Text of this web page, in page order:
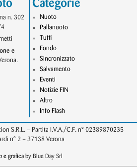
n. 302
e
Categorie
Nuoto
Pallanuoto
Tuffi
Fondo
Sincronizzato
Salvamento
Eventi
Notizie FIN
Altro
Info Flash
S.R.L. – Partita I.V.A./C.F. n° 02389870235
n° 2 – 37138 Verona
e grafica by Blue Day Srl